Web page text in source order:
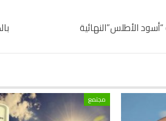
الأطلس”النهائية
مجتمع